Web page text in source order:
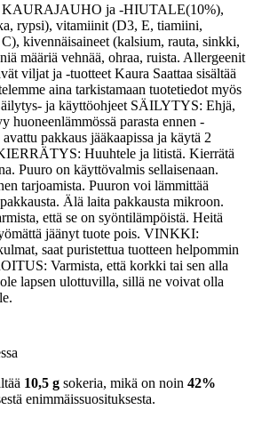
KAURAJAUHO ja -HIUTALE(10%),
rypsi), vitamiinit (D3, E, tiamiini,
kivennäisaineet (kalsium, rauta, sinkki,
määriä vehnää, ohraa, ruista. Allergeenit
viljat ja -tuotteet Kaura Saattaa sisältää
aina tarkistamaan tuotetiedot myös
ja käyttöohjeet SÄILYTYS: Ehjä,
huoneenlämmössä parasta ennen -
pakkaus jääkaapissa ja käytä 2
Huuhtele ja litistä. Kierrätä
Puuro on käyttövalmis sellaisenaan.
tarjoamista. Puuron voi lämmittää
Älä laita pakkausta mikroon.
että se on syöntilämpöistä. Heitä
jäänyt tuote pois. VINKKI:
saat puristettua tuotteen helpommin
Varmista, että korkki tai sen alla
lapsen ulottuvilla, sillä ne voivat olla
10,5 g sokeria, mikä on noin 42%
enimmäissuosituksesta.